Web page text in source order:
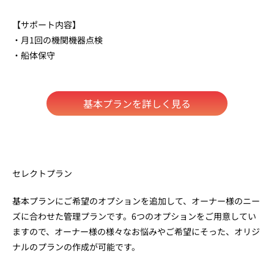
【サポート内容】
・月1回の機関機器点検
・船体保守
基本プランを詳しく見る
セレクトプラン
基本プランにご希望のオプションを追加して、オーナー様のニー
ズに合わせた管理プランです。6つのオプションをご用意してい
ますので、オーナー様の様々なお悩みやご希望にそった、オリジ
ナルのプランの作成が可能です。